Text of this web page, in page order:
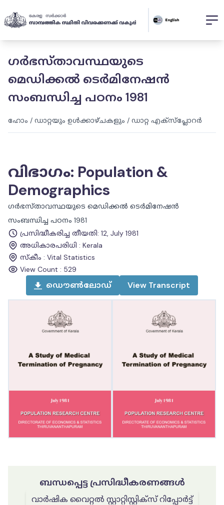
ഗർഭസ്‌താവസ്ഥയുടെ
മെഡിക്കൽ ടെർമിനേഷൻ
സംബന്ധിച്ച പഠനം 1981
ഹോം / ഡാറ്റയും ഉൾക്കാഴ്ചകളും / ഡാറ്റ എക്സ്പ്ലോറർ
വിഭാഗം: Population &
Demographics
ഗർഭസ്‌താവസ്ഥയുടെ മെഡിക്കൽ ടെർമിനേഷൻ
സംബന്ധിച്ച പഠനം 1981
പ്രസിദ്ധീകരിച്ച തീയതി: 12, July 1981
അധികാരപരിധി : Kerala
സ്കീം : Vital Statistics
View Count : 529
ഡൌൺലോഡ് View Transcript
ബന്ധപ്പെട്ട പ്രസിദ്ധീകരണങ്ങൾ
വാർഷിക വൈറ്റൽ സ്റ്റാറ്റിസ്റ്റിക്‌സ് റിപ്പോർട്ട്